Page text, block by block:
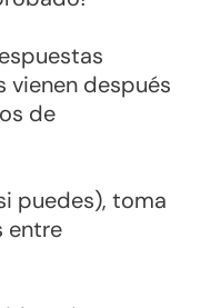
vienen después
de
puedes), toma
entre